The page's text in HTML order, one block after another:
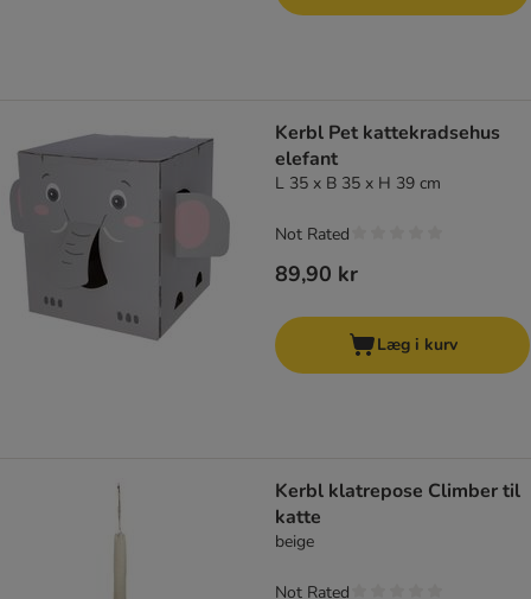
Kerbl Pet kattekradsehus
elefant
L 35 x B 35 x H 39 cm
89,90 kr
Not Rated
Læg i kurv
Kerbl klatrepose Climber til
katte
beige
Not Rated